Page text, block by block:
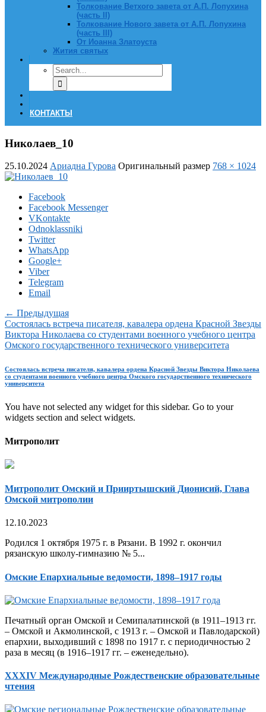
Толкование Ветхого завета от А.П. Лопухина
(часть II)
Толкование Нового завета от А.П. Лопухина
(часть III)
От Иоанна Златоуста
Жития святых
КОНТАКТЫ
Николаев_10
25.10.2024 Ариадна Гурова Оригинальный размер 768 × 1024
Facebook
Facebook Messenger
VKontakte
Odnoklassniki
Twitter
WhatsApp
Google+
Viber
Telegram
Email
← Предыдущая
Состоялась встреча писателя, кавалера ордена Красной Звезды
Виктора Николаева со студентами военного учебного центра
Омского государственного технического университета
Состоялась встреча писателя, кавалера ордена Красной Звезды Виктора Николаева
со студентами военного учебного центра Омского государственного технического
университета
You have not selected any widget for this sidebar. Go to your
widgets section and select widgets.
Митрополит
Митрополит Омский и Прииртышский Дионисий, Глава
Омской митрополии
12.10.2023
Родился 1 октября 1975 г. в Рязани. В 1992 г. окончил
рязанскую школу-гимназию № 5...
Омские Епархиальные ведомости, 1898–1917 годы
Печатный орган Омской и Семипалатинской (в 1911–1913 гг.
– Омской и Акмолинской, с 1913 г. – Омской и Павлодарской)
епархии, выходивший с 1898 по 1917 г. с периодичностью 2
раза в месяц (в 1916–1917 гг. – еженедельно).
XXXIV Международные Рождественские образовательные
чтения